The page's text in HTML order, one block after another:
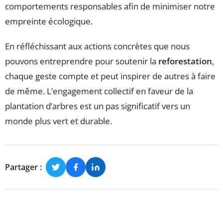
comportements responsables afin de minimiser notre
empreinte écologique.
En réfléchissant aux actions concrètes que nous
pouvons entreprendre pour soutenir la reforestation,
chaque geste compte et peut inspirer de autres à faire
de même. L’engagement collectif en faveur de la
plantation d’arbres est un pas significatif vers un
monde plus vert et durable.
Partager :